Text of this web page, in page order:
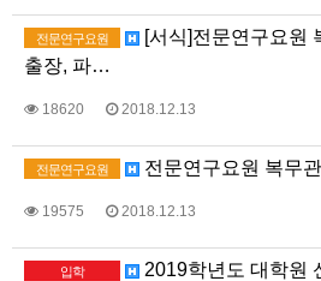
전문연구요원
[서식]전문연구요원
출장, 파…
18620 2018.12.13
전문연구요원 전문연구요원 복무
19575 2018.12.13
입학
2019학년도 대학원